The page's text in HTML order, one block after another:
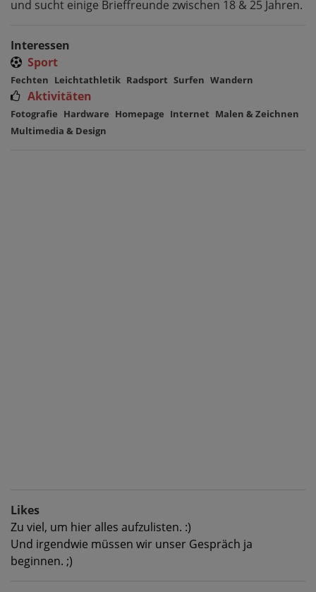
und sucht einige Brieffreunde zwischen 18 & 25 Jahren.
Interessen
Sport
Fechten Leichtathletik Radsport Surfen Wandern
Aktivitäten
Fotografie Hardware Homepage Internet Malen & Zeichnen
Multimedia & Design
Likes
Zu viel, um hier alles aufzulisten. :)
Und irgendwie müssen wir unser Gespräch ja
beginnen. ;)